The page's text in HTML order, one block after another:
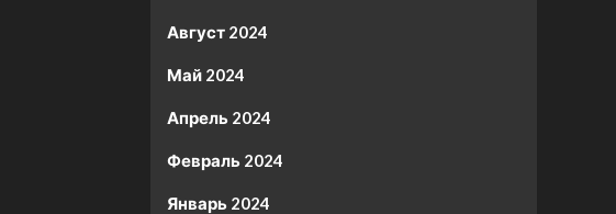
Август 2024
Май 2024
Апрель 2024
Февраль 2024
Январь 2024